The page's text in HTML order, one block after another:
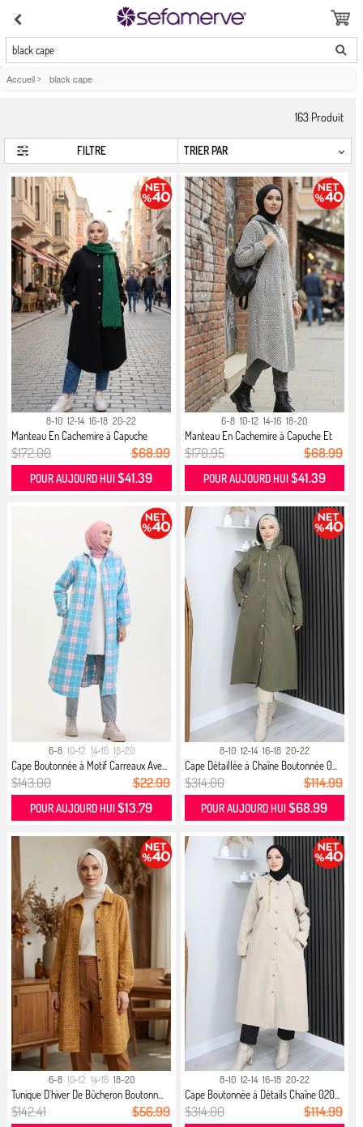
black cape
Accueil > black cape
163 Produit
FILTRE
8-10 12-14 16-18 20-22
Manteau En Cachemire à Capuche
Bout...
$172.00 $68.99
POUR AUJOURD HUI$41.39
6-8 10-12 14-16 18-20
Manteau En Cachemire à Capuche Et
B...
$170.95 $68.99
POUR AUJOURD HUI $41.39
6-8 10-12 14-16 18-20
Cape Boutonnée à Motif Carreaux Ave...
$143.00 $22.99
POUR AUJOURD HUI$13.79
8-10 12-14 16-18 20-22
Cape Détaillée à Chaîne Boutonnée 0...
$314.00 $114.99
POUR AUJOURD HUI$68.99
6-8 10-12 14-16 18-20
Tunique D`hiver De Bûcheron Boutonn...
$142.41 $56.99
8-10 12-14 16-18 20-22
Cape Boutonnée à Détails Chaîne 020...
$314.00 $114.99